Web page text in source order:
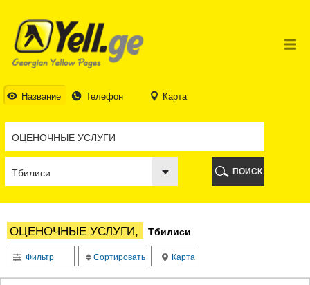
Название Телефон Карта
ТБИЛИСИ
ТБИЛИСИ
АБХАЗИЯ
ГАЛИ
БАТУМИ
КОБУЛЕТИ
ШУАХЕВИ
ЧАКВИ
ОЗУРГЕТИ
ЧОХАТАУРИ
УРЕКИ
ИМЕРЕТИЯ
БАГДАТИ
ПОИСК
ОЦЕНОЧНЫЕ УСЛУГИ, Тбилиси
Фильтр Сортировать Карта